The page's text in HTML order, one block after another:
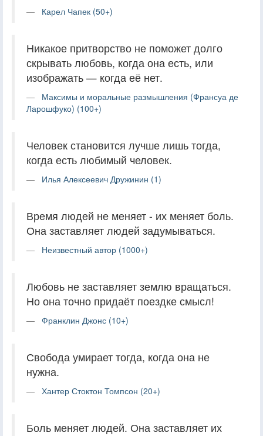
Карел Чапек (50+)
Никакое притворство не поможет долго
скрывать любовь, когда она есть, или
изображать — когда её нет.
Максимы и моральные размышления (Франсуа де
Ларошфуко) (100+)
Человек становится лучше лишь тогда,
когда есть любимый человек.
Илья Алексеевич Дружинин (1)
Время людей не меняет - их меняет боль.
Она заставляет людей задумываться.
Неизвестный автор (1000+)
Любовь не заставляет землю вращаться.
Но она точно придаёт поездке смысл!
Франклин Джонс (10+)
Свобода умирает тогда, когда она не
нужна.
Хантер Стоктон Томпсон (20+)
Боль меняет людей. Она заставляет их